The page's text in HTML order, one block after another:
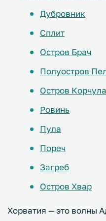
Дубровник
Сплит
Остров Брач
Полуостров
Остров Корчула
Ровинь
Пула
Пореч
Загреб
Остров Хвар
Хорватия — это волны